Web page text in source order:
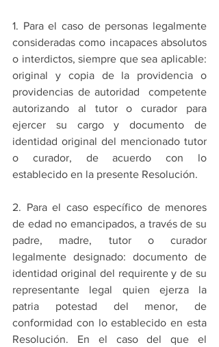
1. Para el caso de personas legalmente
consideradas como incapaces absolutos
o interdictos, siempre que sea aplicable:
original y copia de la providencia o
providencias de autoridad  competente
autorizando al tutor o curador para
ejercer su cargo y documento de
identidad original del mencionado tutor
o curador, de acuerdo con lo
establecido en la presente Resolución.
2. Para el caso específico de menores
de edad no emancipados, a través de su
padre, madre, tutor o curador
legalmente designado: documento de
identidad original del requirente y de su
representante legal quien ejerza la
patria potestad del menor, de
conformidad con lo establecido en esta
Resolución. En el caso del que el